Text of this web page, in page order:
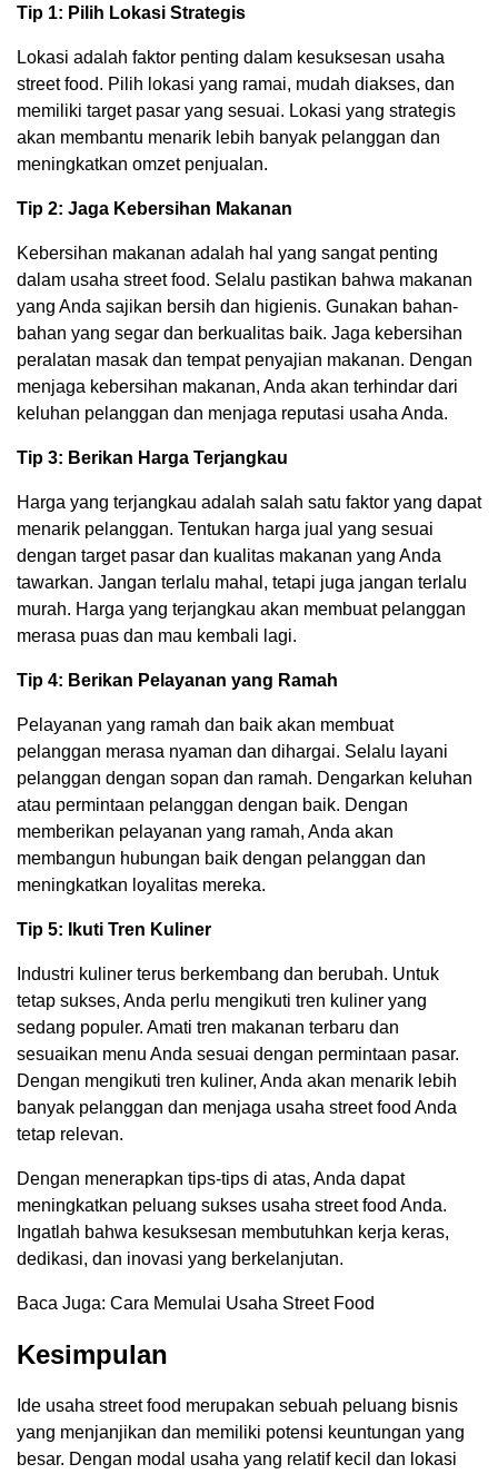
Tip 1: Pilih Lokasi Strategis
Lokasi adalah faktor penting dalam kesuksesan usaha
street food. Pilih lokasi yang ramai, mudah diakses, dan
memiliki target pasar yang sesuai. Lokasi yang strategis
akan membantu menarik lebih banyak pelanggan dan
meningkatkan omzet penjualan.
Tip 2: Jaga Kebersihan Makanan
Kebersihan makanan adalah hal yang sangat penting
dalam usaha street food. Selalu pastikan bahwa makanan
yang Anda sajikan bersih dan higienis. Gunakan bahan-
bahan yang segar dan berkualitas baik. Jaga kebersihan
peralatan masak dan tempat penyajian makanan. Dengan
menjaga kebersihan makanan, Anda akan terhindar dari
keluhan pelanggan dan menjaga reputasi usaha Anda.
Tip 3: Berikan Harga Terjangkau
Harga yang terjangkau adalah salah satu faktor yang dapat
menarik pelanggan. Tentukan harga jual yang sesuai
dengan target pasar dan kualitas makanan yang Anda
tawarkan. Jangan terlalu mahal, tetapi juga jangan terlalu
murah. Harga yang terjangkau akan membuat pelanggan
merasa puas dan mau kembali lagi.
Tip 4: Berikan Pelayanan yang Ramah
Pelayanan yang ramah dan baik akan membuat
pelanggan merasa nyaman dan dihargai. Selalu layani
pelanggan dengan sopan dan ramah. Dengarkan keluhan
atau permintaan pelanggan dengan baik. Dengan
memberikan pelayanan yang ramah, Anda akan
membangun hubungan baik dengan pelanggan dan
meningkatkan loyalitas mereka.
Tip 5: Ikuti Tren Kuliner
Industri kuliner terus berkembang dan berubah. Untuk
tetap sukses, Anda perlu mengikuti tren kuliner yang
sedang populer. Amati tren makanan terbaru dan
sesuaikan menu Anda sesuai dengan permintaan pasar.
Dengan mengikuti tren kuliner, Anda akan menarik lebih
banyak pelanggan dan menjaga usaha street food Anda
tetap relevan.
Dengan menerapkan tips-tips di atas, Anda dapat
meningkatkan peluang sukses usaha street food Anda.
Ingatlah bahwa kesuksesan membutuhkan kerja keras,
dedikasi, dan inovasi yang berkelanjutan.
Baca Juga: Cara Memulai Usaha Street Food
Kesimpulan
Ide usaha street food merupakan sebuah peluang bisnis
yang menjanjikan dan memiliki potensi keuntungan yang
besar. Dengan modal usaha yang relatif kecil dan lokasi